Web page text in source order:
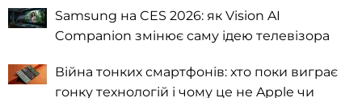
Samsung на CES 2026: як Vision AI
Companion змінює саму ідею телевізора
Війна тонких смартфонів: хто поки виграє
гонку технологій і чому це не Apple чи